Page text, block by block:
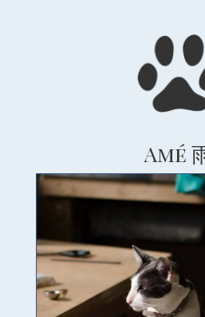
Amé
Oita
Opale
Jun